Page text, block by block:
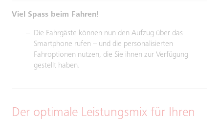
Viel Spass beim Fahren!
Die Fahrgäste können nun den Aufzug über das
Smartphone rufen – und die personalisierten
Fahroptionen nutzen, die Sie ihnen zur Verfügung
gestellt haben.
Der optimale Leistungsmix für Ihren